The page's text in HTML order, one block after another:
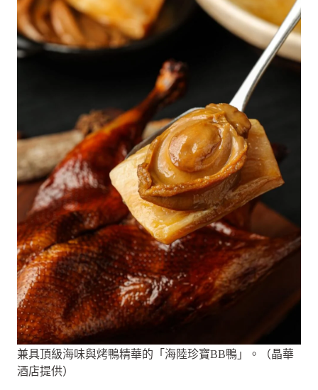
兼具頂級海味與烤鴨精華的「海陸珍寶BB鴨」。（晶華
酒店提供）